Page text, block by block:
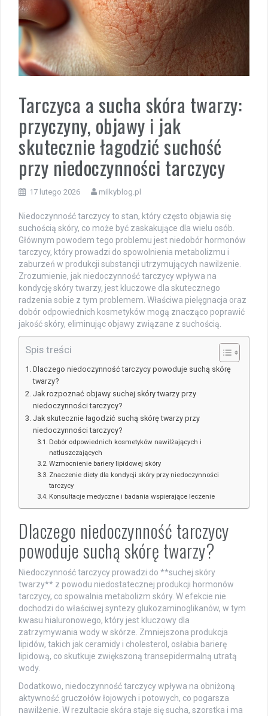
Tarczyca a sucha skóra twarzy:
przyczyny, objawy i jak
skutecznie łagodzić suchość
przy niedoczynności tarczycy
17 lutego 2026 milkyblog.pl
Niedoczynność tarczycy to stan, który często objawia się
suchością skóry, co może być zaskakujące dla wielu osób.
Głównym powodem tego problemu jest niedobór hormonów
tarczycy, który prowadzi do spowolnienia metabolizmu i
zaburzeń w produkcji substancji utrzymujących nawilżenie.
Zrozumienie, jak niedoczynność tarczycy wpływa na
kondycję skóry twarzy, jest kluczowe dla skutecznego
radzenia sobie z tym problemem. Właściwa pielęgnacja oraz
dobór odpowiednich kosmetyków mogą znacząco poprawić
jakość skóry, eliminując objawy związane z suchością.
Spis treści
Dlaczego niedoczynność tarczycy powoduje suchą skórę
twarzy?
Jak rozpoznać objawy suchej skóry twarzy przy
niedoczynności tarczycy?
Jak skutecznie łagodzić suchą skórę twarzy przy
niedoczynności tarczycy?
Dobór odpowiednich kosmetyków nawilżających i
natłuszczających
Wzmocnienie bariery lipidowej skóry
Znaczenie diety dla kondycji skóry przy niedoczynności
tarczycy
Konsultacje medyczne i badania wspierające leczenie
Dlaczego niedoczynność tarczycy
powoduje suchą skórę twarzy?
Niedoczynność tarczycy prowadzi do **suchej skóry
twarzy** z powodu niedostatecznej produkcji hormonów
tarczycy, co spowalnia metabolizm skóry. W efekcie nie
dochodzi do właściwej syntezy glukozaminoglikanów, w tym
kwasu hialuronowego, który jest kluczowy dla
zatrzymywania wody w skórze. Zmniejszona produkcja
lipidów, takich jak ceramidy i cholesterol, osłabia barierę
lipidową, co skutkuje zwiększoną transepidermalną utratą
wody.
Dodatkowo, niedoczynność tarczycy wpływa na obniżoną
aktywność gruczołów łojowych i potowych, co pogarsza
nawilżenie. W rezultacie skóra staje się sucha, szorstka i ma